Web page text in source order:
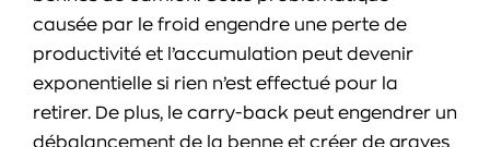
causée par le froid engendre une perte de
productivité et l’accumulation peut devenir
exponentielle si rien n’est effectué pour la
retirer. De plus, le carry-back peut engendrer un
débalancement de la benne et créer de graves